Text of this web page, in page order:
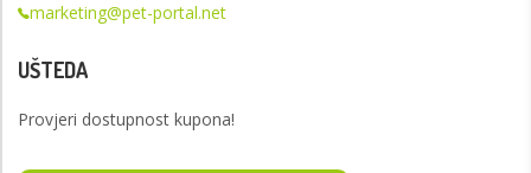
marketing@pet-portal.net
UŠTEDA
Provjeri dostupnost kupona!